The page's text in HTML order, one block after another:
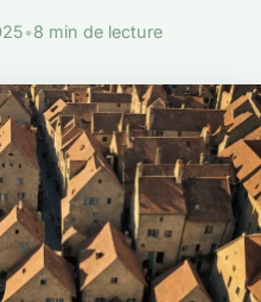
•8 min de lecture